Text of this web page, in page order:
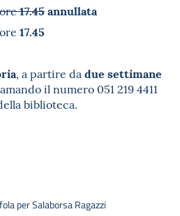
17.45annullata
17.45
, a partire da due settimane
il numero 051 219 4411
biblioteca.
per Salaborsa Ragazzi